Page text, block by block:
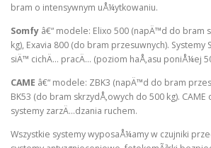
bram o intensywnym uÅ¼ytkowaniu.
Somfy â€“ modele: Elixo 500 (napÄ™d do bram
kg), Exavia 800 (do bram przesuwnych). Systemy
siÄ™ cichÄ… pracÄ… (poziom haÅ‚asu poniÅ¼ej
CAME â€“ modele: ZBK3 (napÄ™d do bram
BK53 (do bram skrzydÅ‚owych do 500 kg).
systemy zarzÄ…dzania ruchem.
Wszystkie systemy wyposaÅ¼amy w czujniki